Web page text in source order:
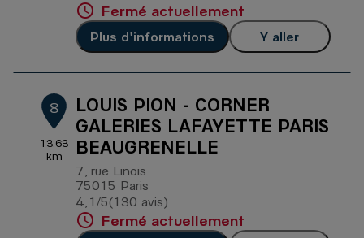
Fermé actuellement
Plus d'informations Y aller
8
13.63
km
LOUIS PION - CORNER
GALERIES LAFAYETTE PARIS
BEAUGRENELLE
7, rue Linois
75015 Paris
4,1 /5 Note de 4.1 sur 5
(130 avis)
Fermé actuellement